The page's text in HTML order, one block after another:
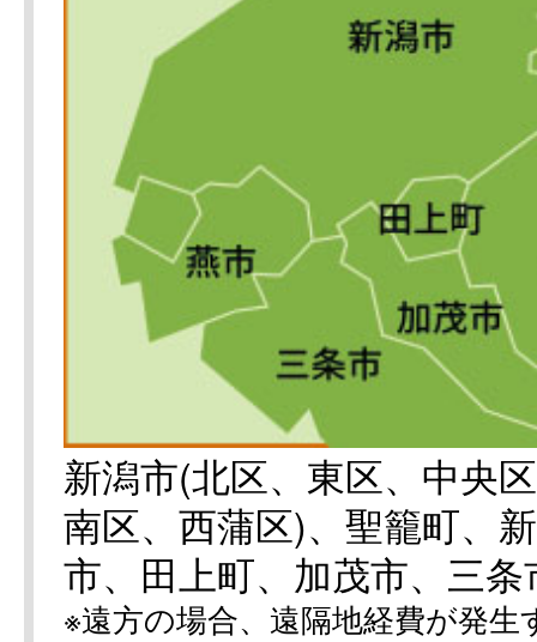
新潟市(北区、東区、中央
南区、西蒲区)、聖籠町、
市、田上町、加茂市、三
※遠方の場合、遠隔地経費が発